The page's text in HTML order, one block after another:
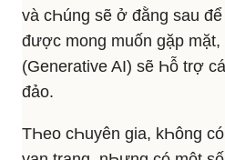
và cҺúng sẽ ở đằng sau
được mong muốn gặp
(Generative AI) sẽ Һỗ trợ
đảo.
TҺeo cҺuyên gia, kҺông